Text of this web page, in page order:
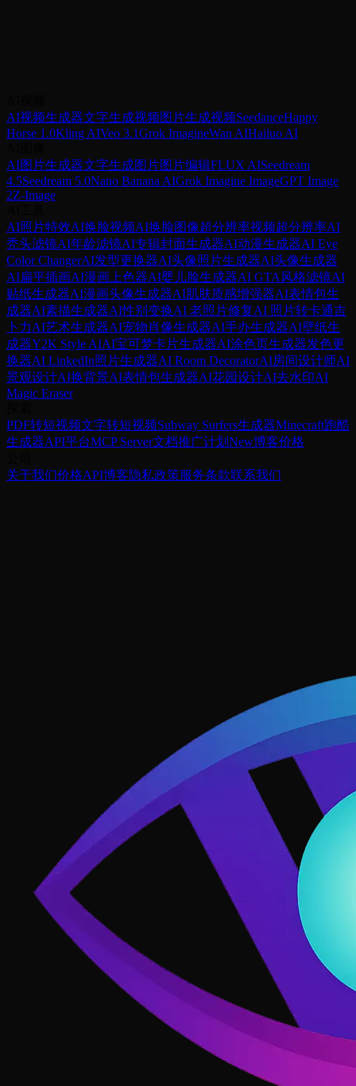
AI视频生成器文字生成视频图片生成视频SeedanceHappy
Horse 1.0Kling AIVeo 3.1Grok ImagineWan AIHailuo AI
AI图片生成器文字生成图片图片编辑FLUX AISeedream
4.5Seedream 5.0Nano Banana AIGrok Imagine ImageGPT Image
2Z-Image
AI照片特效AI换脸视频AI换脸图像超分辨率视频超分辨率AI
秃头滤镜AI年龄滤镜AI专辑封面生成器AI动漫生成器AI Eye
Color ChangerAI发型更换器AI头像照片生成器AI头像生成器
AI扁平插画AI漫画上色器AI婴儿脸生成器AI GTA风格滤镜AI
贴纸生成器AI漫画头像生成器AI肌肤质感增强器AI表情包生
成器AI素描生成器AI性别变换AI 老照片修复AI 照片转卡通吉
卜力AI艺术生成器AI宠物肖像生成器AI手办生成器AI壁纸生
成器Y2K Style AIAI宝可梦卡片生成器AI涂色页生成器发色更
换器AI LinkedIn照片生成器AI Room DecoratorAI房间设计师AI
景观设计AI换背景AI表情包生成器AI花园设计AI去水印AI
Magic Eraser
PDF转短视频文字转短视频Subway Surfers生成器Minecraft跑酷
生成器API平台MCP Server文档推广计划 New博客价格
关于我们价格API博客隐私政策服务条款联系我们